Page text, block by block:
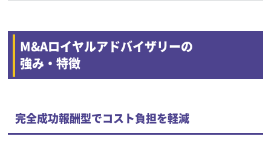
M&Aロイヤルアドバイザリーの
強み・特徴
完全成功報酬型でコスト負担を軽減